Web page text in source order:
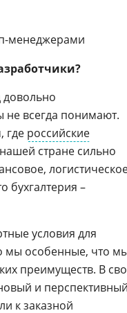
менеджерами
довольно
не всегда понимают.
где российские
стране сильно
бухгалтерия –
условия для
мы особенные, что
преимуществ. В
и
к заказной